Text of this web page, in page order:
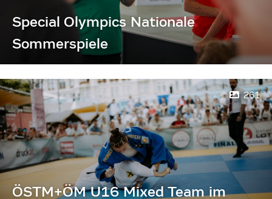
Special Olympics Nationale
Sommerspiele
261
ÖSTM+ÖM U16 Mixed Team im